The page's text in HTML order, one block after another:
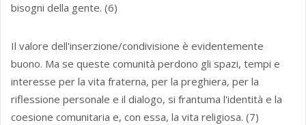
bisogni della gente. (6)
Il valore dell'inserzione/condivisione è evidentemente
buono. Ma se queste comunità perdono gli spazi, tempi e
interesse per la vita fraterna, per la preghiera, per la
riflessione personale e il dialogo, si frantuma l'identità e la
coesione comunitaria e, con essa, la vita religiosa. (7)